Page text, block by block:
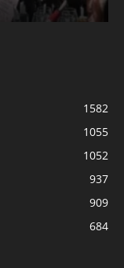
1582
1055
1052
937
909
684